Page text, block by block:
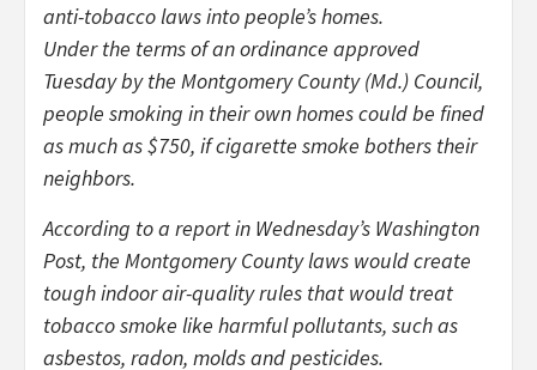
anti-tobacco laws into people’s homes.
Under the terms of an ordinance approved
Tuesday by the Montgomery County (Md.) Council,
people smoking in their own homes could be fined
as much as $750, if cigarette smoke bothers their
neighbors.
According to a report in Wednesday’s Washington
Post, the Montgomery County laws would create
tough indoor air-quality rules that would treat
tobacco smoke like harmful pollutants, such as
asbestos, radon, molds and pesticides.